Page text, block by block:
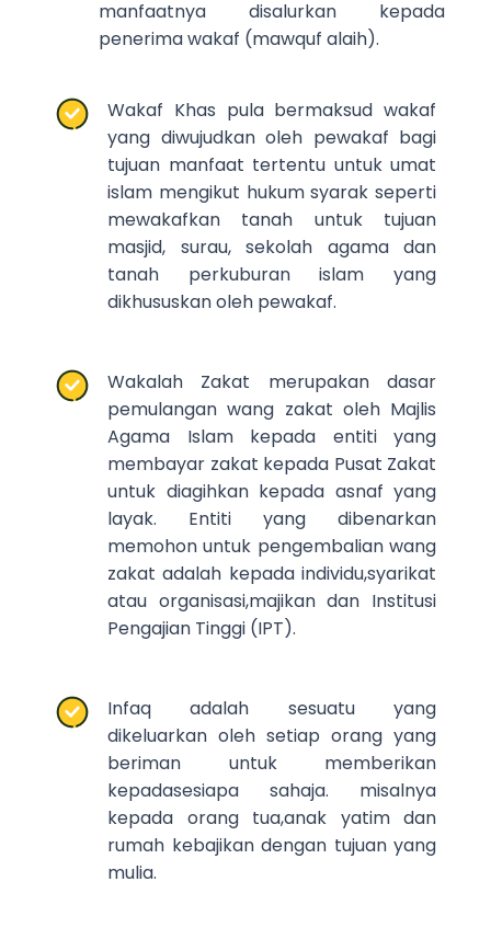
manfaatnya disalurkan kepada
penerima wakaf (mawquf alaih).
Wakaf Khas pula bermaksud wakaf
yang diwujudkan oleh pewakaf bagi
tujuan manfaat tertentu untuk umat
islam mengikut hukum syarak seperti
mewakafkan tanah untuk tujuan
masjid, surau, sekolah agama dan
tanah perkuburan islam yang
dikhususkan oleh pewakaf.
Wakalah Zakat merupakan dasar
pemulangan wang zakat oleh Majlis
Agama Islam kepada entiti yang
membayar zakat kepada Pusat Zakat
untuk diagihkan kepada asnaf yang
layak. Entiti yang dibenarkan
memohon untuk pengembalian wang
zakat adalah kepada individu,syarikat
atau organisasi,majikan dan Institusi
Pengajian Tinggi (IPT).
Infaq adalah sesuatu yang
dikeluarkan oleh setiap orang yang
beriman untuk memberikan
kepadasesiapa sahaja. misalnya
kepada orang tua,anak yatim dan
rumah kebajikan dengan tujuan yang
mulia.